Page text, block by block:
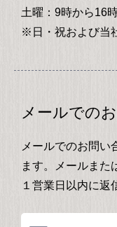
土曜：9時から16
※日・祝および当
メールでの
メールでのお問い
ます。メールまた
１営業日以内に返